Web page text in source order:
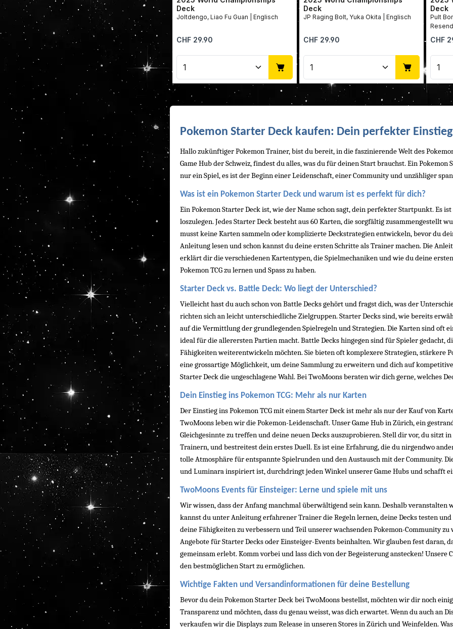
Deck
Joltdengo, Liao Fu Guan | Englisch
Regulärer Preis:
CHF 29.90
Produkt Anzahl: Gib den gewünschten Wert
Deck
JP Raging Bolt, Yuka Okita | Englisch
Regulärer Preis:
CHF 29.90
Produkt Anzahl: Gib
Deck
Pult
CHF
Pokemon Starter Deck kaufen: Dein perfekter
Hallo zukünftiger Pokemon Trainer, bist du bereit, in die faszinierende Welt des
Game Hub der Schweiz, findest du alles, was du für deinen Start brauchst. Ein
nur ein Spiel, es ist der Beginn einer Leidenschaft, einer Community und unzähliger
Was ist ein Pokemon Starter Deck und warum ist es perfekt für dich?
Ein Pokemon Starter Deck ist, wie der Name schon sagt, dein perfekter Startpunkt. Es
loszulegen. Jedes Starter Deck besteht aus 60 Karten, die sorgfältig zusammengestellt
musst keine Karten sammeln oder komplizierte Deckstrategien entwickeln, bevor du
Anleitung lesen und schon kannst du deine ersten Schritte als Trainer machen. Die
erklärt dir die verschiedenen Kartentypen, die Spielmechaniken und wie du deine
Pokemon TCG zu lernen und Spass zu haben.
Starter Deck vs. Battle Deck: Wo liegt der Unterschied?
Vielleicht hast du auch schon von Battle Decks gehört und fragst dich, was der
richten sich an leicht unterschiedliche Zielgruppen. Starter Decks sind, wie bereits
auf die Vermittlung der grundlegenden Spielregeln und Strategien. Die Karten sind oft
ideal für die allerersten Partien macht. Battle Decks hingegen sind für Spieler gedacht,
Fähigkeiten weiterentwickeln möchten. Sie bieten oft komplexere Strategien, stärkere
eine grossartige Möglichkeit, um deine Sammlung zu erweitern und dich auf
Starter Deck die ungeschlagene Wahl. Bei TwoMoons beraten wir dich gerne, welches
Dein Einstieg ins Pokemon TCG: Mehr als nur Karten
Der Einstieg ins Pokemon TCG mit einem Starter Deck ist mehr als nur der Kauf von
TwoMoons leben wir die Pokemon-Leidenschaft. Unser Game Hub in Zürich, ein
Gleichgesinnte zu treffen und deine neuen Decks auszuprobieren. Stell dir vor, du sitzt
Trainern, und bestreitest dein erstes Duell. Es ist eine Erfahrung, die du nirgendwo
tolle Atmosphäre für entspannte Spielrunden und den Austausch mit der Community.
und Luminara inspiriert ist, durchdringt jeden Winkel unserer Game Hubs und schafft
TwoMoons Events für Einsteiger: Lerne und spiele mit uns
Wir wissen, dass der Anfang manchmal überwältigend sein kann. Deshalb
kannst du unter Anleitung erfahrener Trainer die Regeln lernen, deine Decks testen
deine Fähigkeiten zu verbessern und Teil unserer wachsenden Pokemon-Community
Angebote für Starter Decks oder Einsteiger-Events beinhalten. Wir glauben fest daran,
gemeinsam erlebt. Komm vorbei und lass dich von der Begeisterung anstecken!
den bestmöglichen Start zu ermöglichen.
Wichtige Fakten und Versandinformationen für deine Bestellung
Bevor du dein Pokemon Starter Deck bei TwoMoons bestellst, möchten wir dir noch
Transparenz und möchten, dass du genau weisst, was dich erwartet. Wenn du auch an
verkaufen wir die Displays zum Release in unseren Stores in Zürich und Weinfelden.